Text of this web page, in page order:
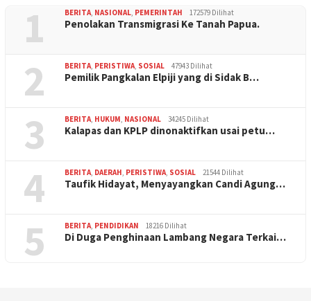
1 BERITA NASIONAL PEMERINTAH 172579 Dilihat
Penolakan Transmigrasi Ke Tanah Papua.
2 BERITA PERISTIWA SOSIAL 47943 Dilihat
Pemilik Pangkalan Elpiji yang di Sidak B…
3 BERITA HUKUM NASIONAL 34245 Dilihat
Kalapas dan KPLP dinonaktifkan usai petu…
4 BERITA DAERAH PERISTIWA SOSIAL 21544 Dilihat
Taufik Hidayat, Menyayangkan Candi Agung…
5 BERITA PENDIDIKAN 18216 Dilihat
Di Duga Penghinaan Lambang Negara Terkai…